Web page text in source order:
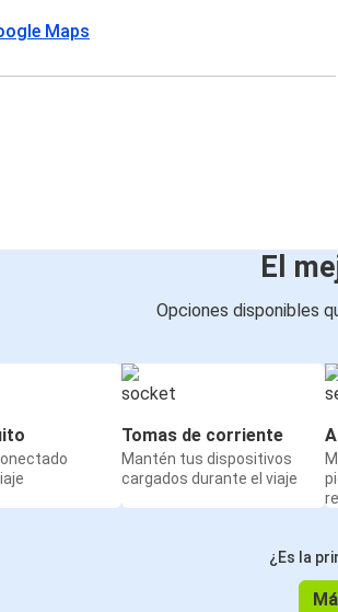
Maps
El
Opciones disponibles
Tomas de corriente
Mantén tus dispositivos
cargados durante el viaje
¿Es la